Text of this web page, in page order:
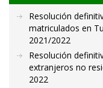
Resolución
matriculados en
2021/2022
Resolución
extranjeros no
2022